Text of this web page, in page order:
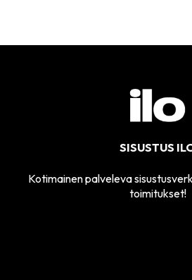
SISUSTUS
Kotimainen palveleva
toimitukset!